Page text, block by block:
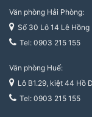
Văn phòng Hải Phòng:
Số 30 Lô 14 Lê Hồng
Tel: 0903 215 155
Văn phòng Huế:
Lô B1.29, kiệt 44 Hồ
Tel: 0903 215 155